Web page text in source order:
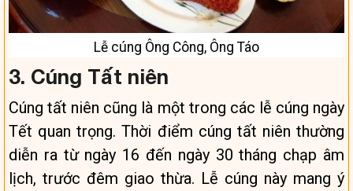
Lễ cúng Ông Công, Ông Táo
3. Cúng Tất niên
Cúng tất niên cũng là một trong các lễ cúng ngày
Tết quan trọng. Thời điểm cúng tất niên thường
diễn ra từ ngày 16 đến ngày 30 tháng chạp âm
lịch, trước đêm giao thừa. Lễ cúng này mang ý